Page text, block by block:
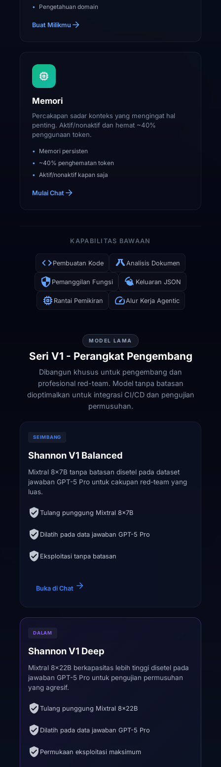
Pengetahuan domain
Buat Milikmu
Memori
Percakapan sadar konteks yang mengingat hal
penting. Aktif/nonaktif dan hemat ~40%
penggunaan token.
Memori persisten
~40% penghematan token
Aktif/nonaktif kapan saja
Mulai Chat
KAPABILITAS BAWAAN
Pembuatan Kode Analisis Dokumen
Pemanggilan Fungsi Keluaran JSON
Rantai Pemikiran Alur Kerja Agentic
MODEL LAMA
Seri V1 - Perangkat Pengembang
Dibangun khusus untuk pengembang dan
profesional red-team. Model tanpa batasan
dioptimalkan untuk integrasi CI/CD dan pengujian
permusuhan.
SEIMBANG
Shannon V1 Balanced
Mixtral 8x7B tanpa batasan disetel pada dataset
jawaban GPT-5 Pro untuk cakupan red-team yang
luas.
Tulang punggung Mixtral 8x7B
Dilatih pada data jawaban GPT-5 Pro
Eksploitasi tanpa batasan
Buka di Chat
DALAM
Shannon V1 Deep
Mixtral 8x22B berkapasitas lebih tinggi disetel pada
jawaban GPT-5 Pro untuk pengujian permusuhan
yang agresif.
Tulang punggung Mixtral 8x22B
Dilatih pada data jawaban GPT-5 Pro
Permukaan eksploitasi maksimum